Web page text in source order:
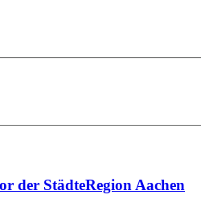
der StädteRegion Aachen